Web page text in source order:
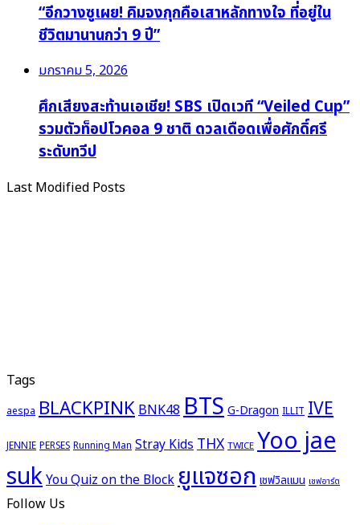
“อีกวางซูเผย! คิมจงกุกคือเสาหลักทางใจ ที่อยู่ใน
ชีวิตมานานกว่า 9 ปี”
มกราคม 5, 2026
ศึกเสียงสะท้านเอเชีย! SBS เปิดเวที “Veiled Cup”
รวมตัวท็อปโวคอล 9 ชาติ ดวลเดือดเพื่อศักดิ์ศรี
ระดับทวีป
Last Modified Posts
Tags
aespa BLACKPINKBNK48BTSG-Dragon ILLIT IVE
JENNIE PERSES Running Man Stray KidsTHX TWICE Yoo jae
sukYou Quiz on the Blockยูแจซอก เชฟวิลแมน เชฟอาร์ต
Follow Us